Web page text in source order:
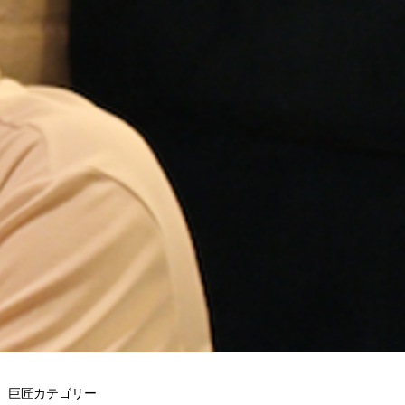
巨匠カテゴリー